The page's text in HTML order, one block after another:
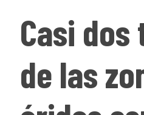
Casi
de las